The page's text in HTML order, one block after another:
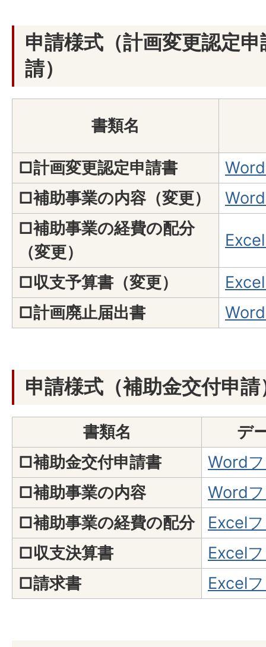
申請様式（計画変更認定
請）
書類名
□計画変更認定申請書
□補助事業の内容（変更）
□補助事業の経費の配分
（変更）
□収支予算書（変更）
□計画廃止届出書
申請様式（補助金交付申請
書類名
デ
□補助金交付申請書
Word
□補助事業の内容
Word
□補助事業の経費の配分
Excel
□収支決算書
Excel
□請求書
Excel